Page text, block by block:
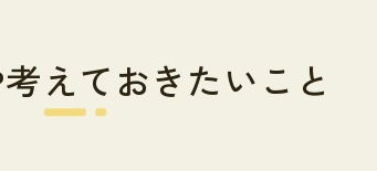
考えておきたいこと